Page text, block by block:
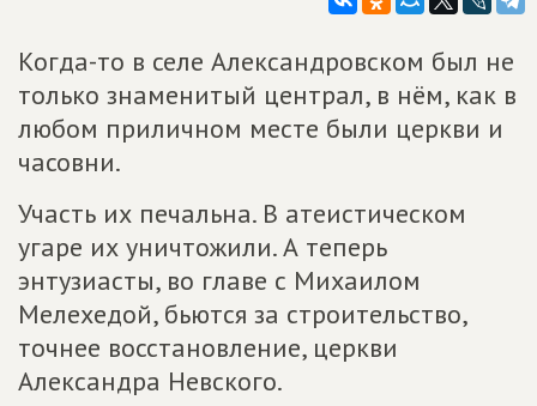
Когда-то в селе Александровском был не
только знаменитый централ, в нём, как в
любом приличном месте были церкви и
часовни.
Участь их печальна. В атеистическом
угаре их уничтожили. А теперь
энтузиасты, во главе с Михаилом
Мелехедой, бьются за строительство,
точнее восстановление, церкви
Александра Невского.